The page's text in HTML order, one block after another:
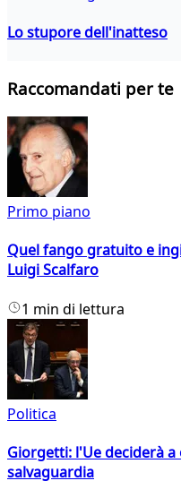
Lo stupore dell'inatteso
Raccomandati per te
Primo piano
Quel fango gratuito e
Luigi Scalfaro
1 min di lettura
Politica
Giorgetti: l'Ue deciderà
salvaguardia